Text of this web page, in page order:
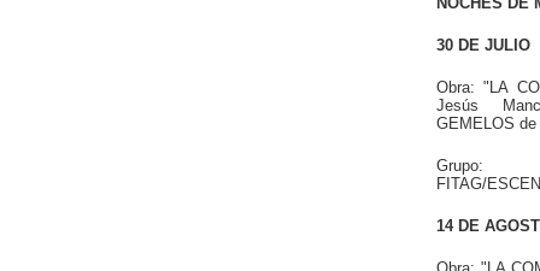
30 DE JULIO
Obra: "LA
Jesús
GEMELOS
Grupo:
FITAG/
14 DE